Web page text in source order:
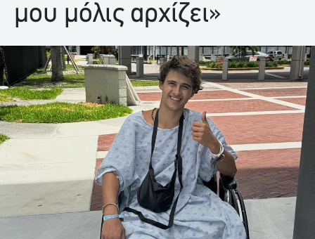
μου μόλις αρχίζει»